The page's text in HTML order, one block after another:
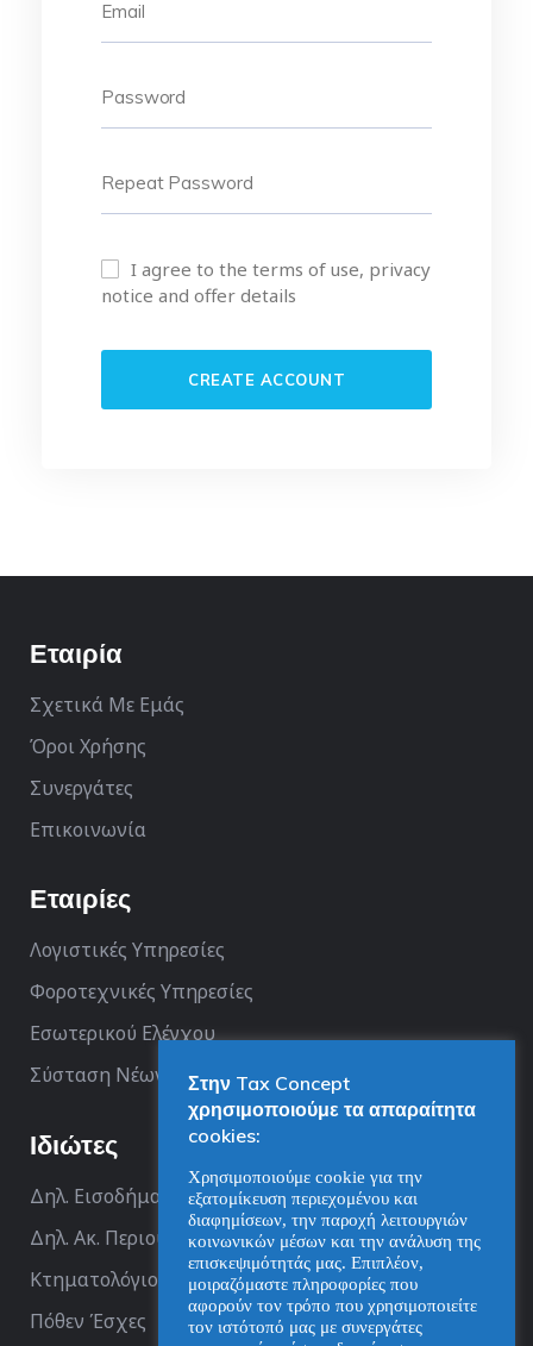
I agree to the terms of use, privacy
notice and offer details
Εταιρία
Σχετικά Με Εμάς
Όροι Χρήσης
Συνεργάτες
Επικοινωνία
Εταιρίες
Λογιστικές Υπηρεσίες
Φοροτεχνικές Υπηρεσίες
Εσωτερικού Ελέγχου
Σύσταση Νέων Επιχειρήσεων
Ιδιώτες
Δηλ. Εισοδήματος
Δηλ. Ακ. Περιουσίας
Κτηματολόγιο
Πόθεν Έσχες
Στην Tax Concept
χρησιμοποιούμε τα απαραίτητα
cookies:
Χρησιμοποιούμε cookie για την
εξατομίκευση περιεχομένου και
διαφημίσεων, την παροχή λειτουργιών
κοινωνικών μέσων και την ανάλυση της
επισκεψιμότητάς μας. Επιπλέον,
μοιραζόμαστε πληροφορίες που
αφορούν τον τρόπο που χρησιμοποιείτε
τον ιστότοπό μας με συνεργάτες